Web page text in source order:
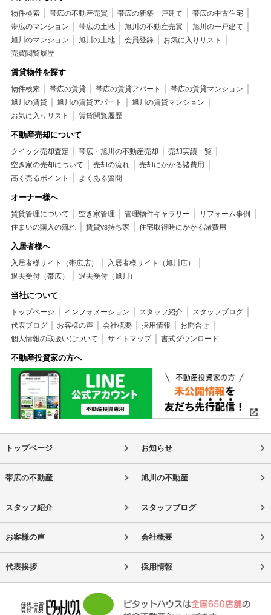
物件検索 帯広の不動産売買 帯広の新築一戸建て
帯広の中古住宅
帯広のマンション
帯広の土地 旭川の不動産売買
旭川の一戸建て
旭川のマンション
旭川の土地 会員登録
お気に入りリスト
売買閲覧履歴
賃貸物件を探す
物件検索 帯広の賃貸 帯広の賃貸アパート
帯広の賃貸マンション
旭川の賃貸
旭川の賃貸アパート
旭川の賃貸マンション
お気に入りリスト
賃貸閲覧履歴
不動産売却について
クイック売却査定 帯広・旭川の不動産売却
売却実績一覧
空き家の売却について
売却の流れ
売却にかかる諸費用
高く売るポイント
よくある質問
オーナー様へ
賃貸管理について 空き家管理 管理物件ギャラリー
リフォーム事例
住まいの購入の流れ
賃貸vs持ち家 住宅取得時にかかる諸費用
入居者様へ
入居者様サイト（帯広店）
入居者様サイト（旭川店）
退去受付（帯広）
退去受付（旭川）
当社について
トップページ インフォメーション スタッフ紹介
スタッフブログ
代表ブログ
お客様の声 会社概要 採用情報
お問合せ
個人情報の取扱いについて
サイトマップ 書式ダウンロード
不動産投資家の方へ
トップページ お知らせ
帯広の不動産 旭川の不動産
スタッフ紹介 スタッフブログ
お客様の声 会社概要
代表挨拶 採用情報